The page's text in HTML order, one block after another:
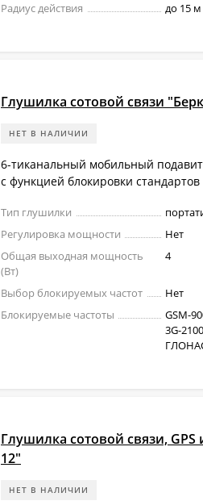
Радиус действия
до 15 м
Глушилка сотовой связи
НЕТ В НАЛИЧИИ
6-тиканальный мобильный
с функцией блокировки стандартов
Тип глушилки
Регулировка мощности
Нет
Общая выходная мощность
(Вт)
4
Выбор блокируемых частот
Нет
Блокируемые частоты
GSM-
3G-
Глушилка сотовой связи, GPS
12"
НЕТ В НАЛИЧИИ